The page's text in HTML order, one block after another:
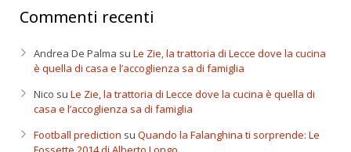
Commenti recenti
Andrea De Palma su Le Zie, la trattoria di Lecce dove la cucina
è quella di casa e l’accoglienza sa di famiglia
Nico su Le Zie, la trattoria di Lecce dove la cucina è quella di
casa e l’accoglienza sa di famiglia
Football prediction su Quando la Falanghina ti sorprende: Le